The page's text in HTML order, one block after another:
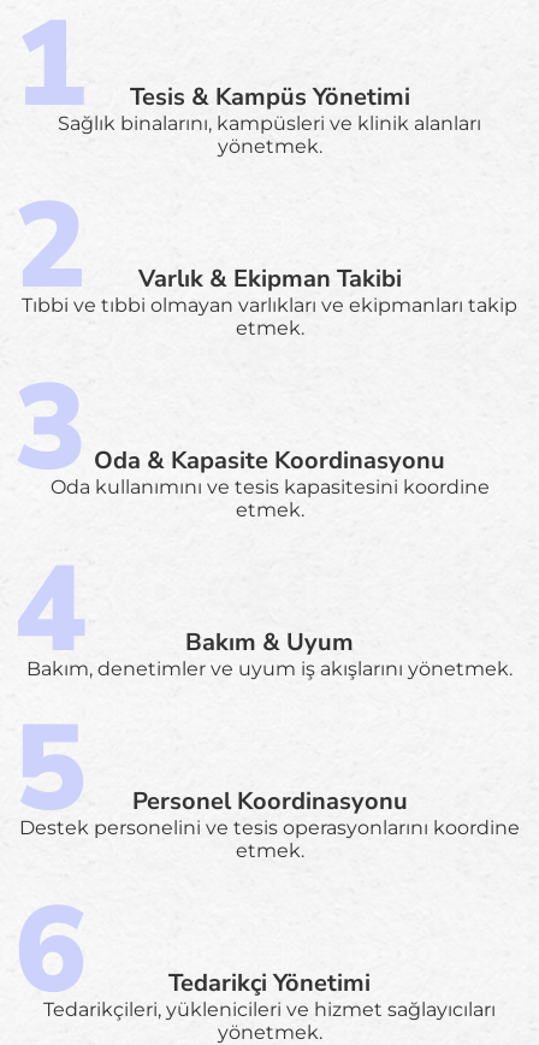
Tesis & Kampüs Yönetimi
Sağlık binalarını, kampüsleri ve klinik alanları
yönetmek.
Varlık & Ekipman Takibi
Tıbbi ve tıbbi olmayan varlıkları ve ekipmanları takip
etmek.
Oda & Kapasite Koordinasyonu
Oda kullanımını ve tesis kapasitesini koordine
etmek.
Bakım & Uyum
Bakım, denetimler ve uyum iş akışlarını yönetmek.
Personel Koordinasyonu
Destek personelini ve tesis operasyonlarını koordine
etmek.
Tedarikçi Yönetimi
Tedarikçileri, yüklenicileri ve hizmet sağlayıcıları
yönetmek.